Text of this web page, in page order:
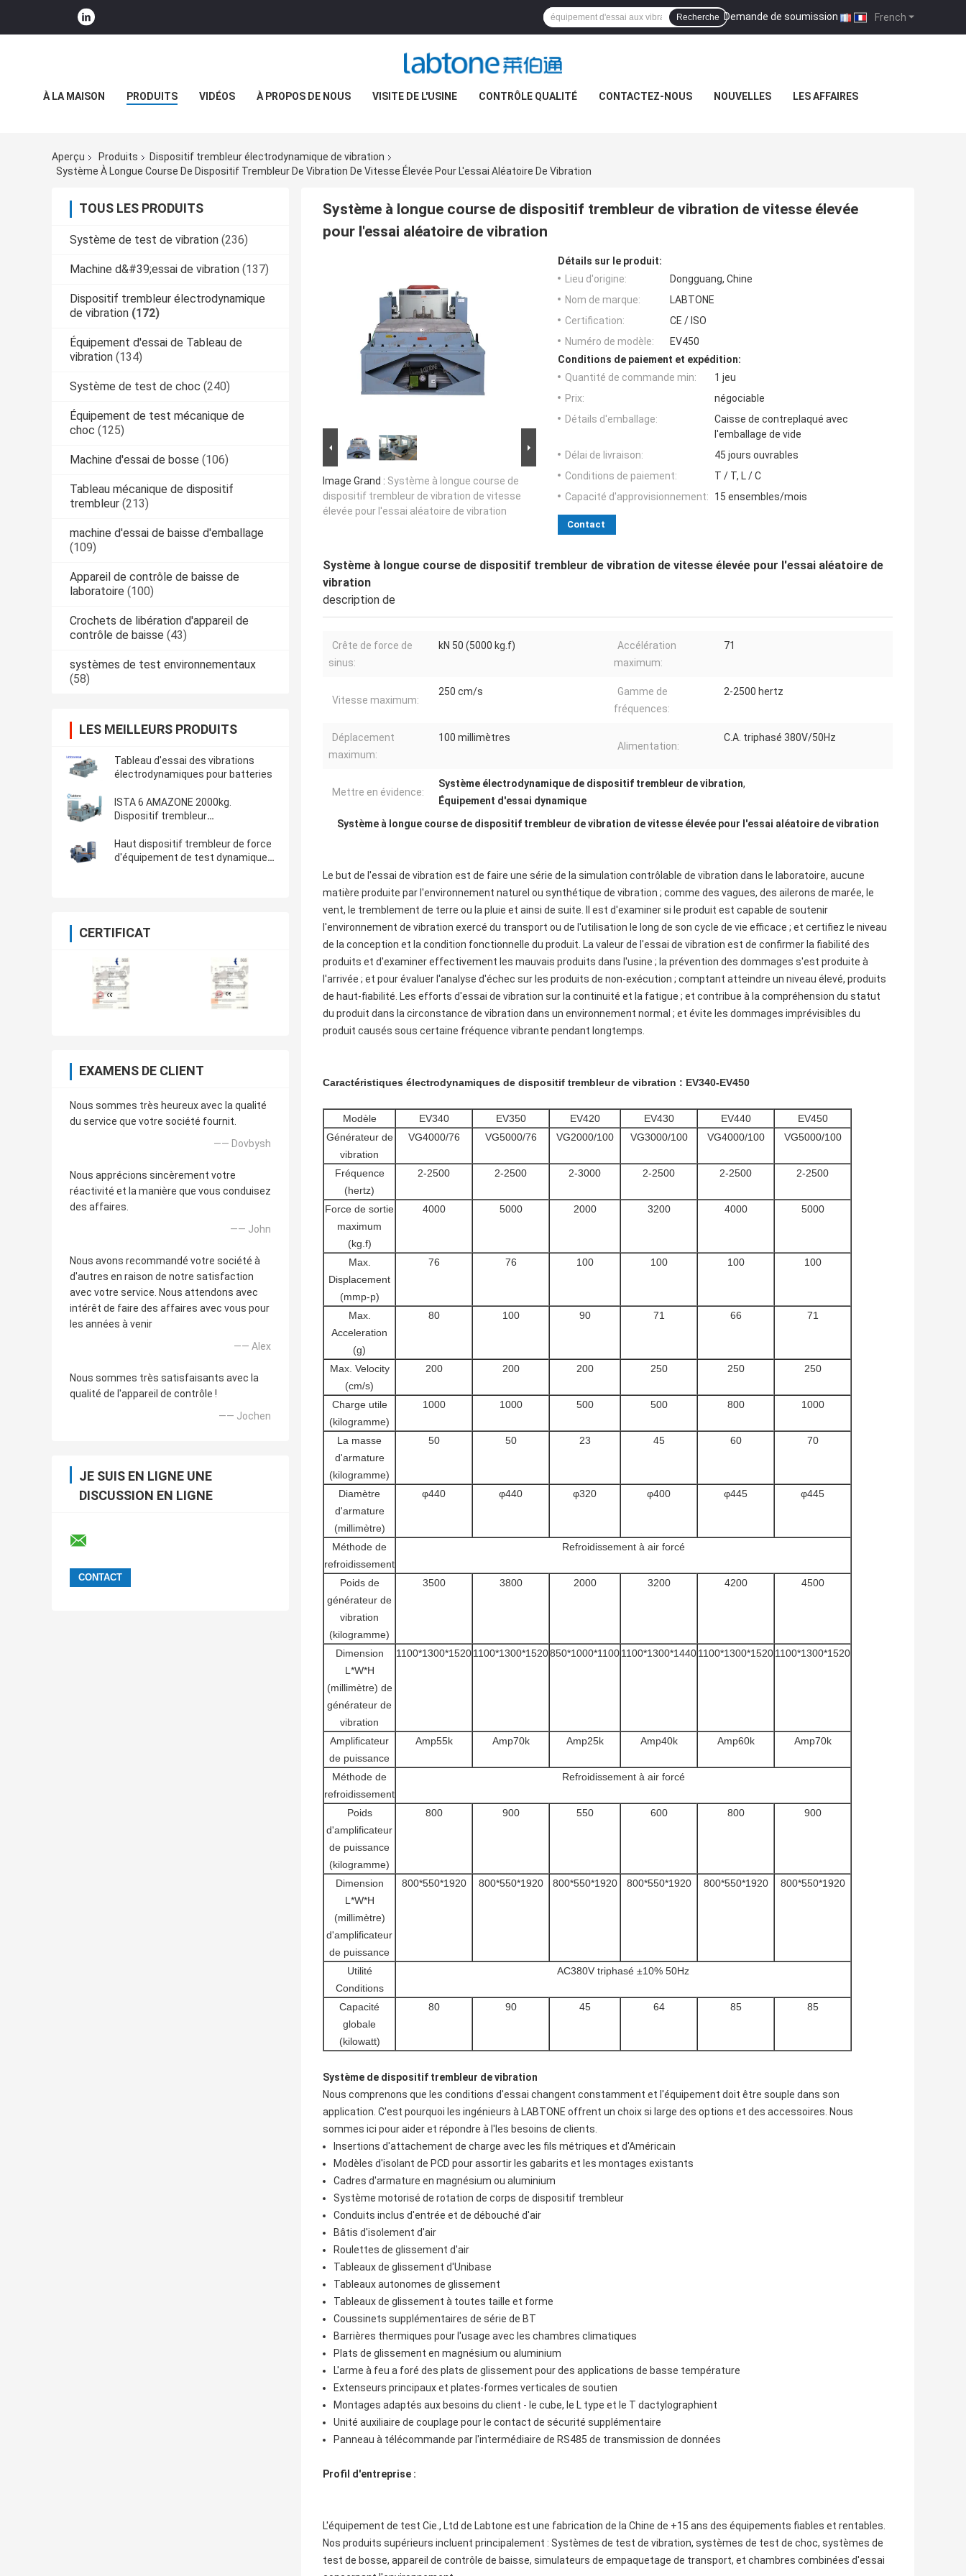
French
Demande de soumission |
Recherche
À LA MAISON PRODUITS VIDÉOS À PROPOS DE NOUS VISITE DE L'USINE CONTRÔLE QUALITÉ CONTACTEZ-NOUS NOUVELLES LES AFFAIRES
Aperçu Produits
Dispositif trembleur électrodynamique de vibration
Système À Longue Course De Dispositif Trembleur De Vibration De Vitesse Élevée Pour L'essai Aléatoire De Vibration
TOUS LES PRODUITS
Système de test de vibration (236)
Machine d&#39;essai de vibration (137)
Dispositif trembleur électrodynamique
de vibration (172)
Équipement d'essai de Tableau de
vibration (134)
Système de test de choc (240)
Équipement de test mécanique de
choc (125)
Machine d'essai de bosse (106)
Tableau mécanique de dispositif
trembleur (213)
machine d'essai de baisse d'emballage
(109)
Appareil de contrôle de baisse de
laboratoire (100)
Crochets de libération d'appareil de
contrôle de baisse (43)
systèmes de test environnementaux
(58)
LES MEILLEURS PRODUITS
Tableau d'essai des vibrations
électrodynamiques pour batteries
ISTA 6 AMAZONE 2000kg.
Dispositif trembleur
Haut dispositif trembleur de force
d'équipement de test dynamique
CERTIFICAT
EXAMENS DE CLIENT
Nous sommes très heureux avec la qualité
du service que votre société fournit.
—— Dovbysh
Nous apprécions sincèrement votre
réactivité et la manière que vous conduisez
des affaires.
—— John
Nous avons recommandé votre société à
d'autres en raison de notre satisfaction
avec votre service. Nous attendons avec
intérêt de faire des affaires avec vous pour
les années à venir
—— Alex
Nous sommes très satisfaisants avec la
qualité de l'appareil de contrôle !
—— Jochen
JE SUIS EN LIGNE UNE
DISCUSSION EN LIGNE
Système à longue course de dispositif trembleur de vibration de vitesse élevée
pour l'essai aléatoire de vibration
Image Grand : Système à longue course de
dispositif trembleur de vibration de vitesse
élevée pour l'essai aléatoire de vibration
Détails sur le produit:
Lieu d'origine:
Dongguang, Chine
Nom de marque:
LABTONE
Certification:
CE / ISO
Numéro de modèle:
EV450
Conditions de paiement et expédition:
Quantité de commande min:
1 jeu
Prix:
négociable
Détails d'emballage:
Caisse de contreplaqué avec
l'emballage de vide
Délai de livraison:
45 jours ouvrables
Conditions de paiement:
T / T, L / C
Capacité d'approvisionnement:
15 ensembles/mois
Contact
Système à longue course de dispositif trembleur de vibration de vitesse élevée pour l'essai aléatoire de
vibration
description de
Crête de force de
sinus:
kN 50 (5000 kg.f)
Accélération
maximum:
71
Vitesse maximum:
250 cm/s
Gamme de
fréquences:
2-2500 hertz
Déplacement
maximum:
100 millimètres
Alimentation:
C.A. triphasé 380V/50Hz
Mettre en évidence:
Système électrodynamique de dispositif trembleur de vibration,
Équipement d'essai dynamique
Système à longue course de dispositif trembleur de vibration de vitesse élevée pour l'essai aléatoire de vibration
Le but de l'essai de vibration est de faire une série de la simulation contrôlable de vibration dans le laboratoire, aucune
matière produite par l'environnement naturel ou synthétique de vibration ; comme des vagues, des ailerons de marée, le
vent, le tremblement de terre ou la pluie et ainsi de suite. Il est d'examiner si le produit est capable de soutenir
l'environnement de vibration exercé du transport ou de l'utilisation le long de son cycle de vie efficace ; et certifiez le niveau
de la conception et la condition fonctionnelle du produit. La valeur de l'essai de vibration est de confirmer la fiabilité des
produits et d'examiner effectivement les mauvais produits dans l'usine ; la prévention des dommages s'est produite à
l'arrivée ; et pour évaluer l'analyse d'échec sur les produits de non-exécution ; comptant atteindre un niveau élevé, produits
de haut-fiabilité. Les efforts d'essai de vibration sur la continuité et la fatigue ; et contribue à la compréhension du statut
du produit dans la circonstance de vibration dans un environnement normal ; et évite les dommages imprévisibles du
produit causés sous certaine fréquence vibrante pendant longtemps.
Caractéristiques électrodynamiques de dispositif trembleur de vibration : EV340-EV450
Modèle EV340 EV350 EV420 EV430 EV440
EV450
Générateur de
vibration
VG4000/76 VG5000/76 VG2000/100 VG3000/100 VG4000/100 VG5000/100
Fréquence
(hertz)
2-2500 2-2500 2-3000 2-2500 2-2500 2-2500
Force de sortie
maximum
(kg.f)
4000 5000 2000 3200 4000 5000
Max.
Displacement
(mmp-p)
76 76 100 100 100 100
Max.
Acceleration
(g)
80 100 90 71 66 71
Max. Velocity
(cm/s)
200 200 200 250 250 250
Charge utile
(kilogramme)
1000 1000 500 500 800 1000
La masse
d'armature
(kilogramme)
50 50 23 45 60 70
Diamètre
d'armature
(millimètre)
φ440 φ440 φ320 φ400 φ445 φ445
Méthode de
refroidissement
Refroidissement à air forcé
Poids de
générateur de
vibration
(kilogramme)
3500 3800 2000 3200 4200 4500
Dimension
L*W*H
(millimètre) de
générateur de
vibration
1100*1300*15201100*1300*1520850*1000*11001100*1300*14401100*1300*15201100*1300*1520
Amplificateur
de puissance
Amp55k Amp70k Amp25k Amp40k Amp60k Amp70k
Méthode de
refroidissement
Refroidissement à air forcé
Poids
d'amplificateur
de puissance
(kilogramme)
800 900 550 600 800 900
Dimension
L*W*H
(millimètre)
d'amplificateur
de puissance
800*550*1920 800*550*1920 800*550*1920 800*550*1920 800*550*1920 800*550*1920
Utilité
Conditions
AC380V triphasé ±10% 50Hz
Capacité
globale
(kilowatt)
80 90 45 64 85 85
Système de dispositif trembleur de vibration
Nous comprenons que les conditions d'essai changent constamment et l'équipement doit être souple dans son
application. C'est pourquoi les ingénieurs à LABTONE offrent un choix si large des options et des accessoires. Nous
sommes ici pour aider et répondre à l'les besoins de clients.
Insertions d'attachement de charge avec les fils métriques et d'Américain
Modèles d'isolant de PCD pour assortir les gabarits et les montages existants
Cadres d'armature en magnésium ou aluminium
Système motorisé de rotation de corps de dispositif trembleur
Conduits inclus d'entrée et de débouché d'air
Bâtis d'isolement d'air
Roulettes de glissement d'air
Tableaux de glissement d'Unibase
Tableaux autonomes de glissement
Tableaux de glissement à toutes taille et forme
Coussinets supplémentaires de série de BT
Barrières thermiques pour l'usage avec les chambres climatiques
Plats de glissement en magnésium ou aluminium
L'arme à feu a foré des plats de glissement pour des applications de basse température
Extenseurs principaux et plates-formes verticales de soutien
Montages adaptés aux besoins du client - le cube, le L type et le T dactylographient
Unité auxiliaire de couplage pour le contact de sécurité supplémentaire
Panneau à télécommande par l'intermédiaire de RS485 de transmission de données
Profil d'entreprise :
L'équipement de test Cie., Ltd de Labtone est une fabrication de la Chine de +15 ans des équipements fiables et rentables.
Nos produits supérieurs incluent principalement : Systèmes de test de vibration, systèmes de test de choc, systèmes de
test de bosse, appareil de contrôle de baisse, simulateurs de empaquetage de transport, et chambres combinées d'essai